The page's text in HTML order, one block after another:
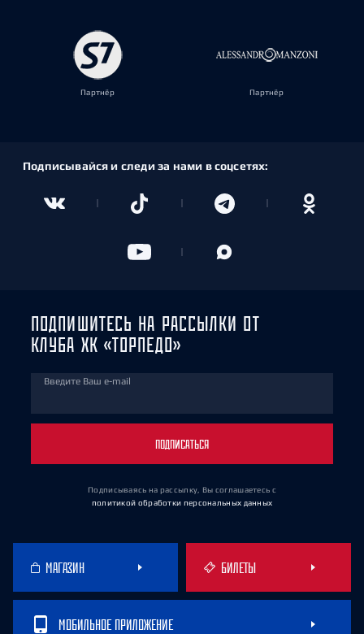
Партнёр Партнёр
Подписывайся и следи за нами в соцсетях:
ПОДПИШИТЕСЬ НА РАССЫЛКИ ОТ
КЛУБА ХК «ТОРПЕДО»
Введите Ваш e-mail
ПОДПИСАТЬСЯ
Подписываясь на рассылку, Вы соглашаетесь с
политикой обработки персональных данных
МАГАЗИН БИЛЕТЫ
МОБИЛЬНОЕ ПРИЛОЖЕНИЕ